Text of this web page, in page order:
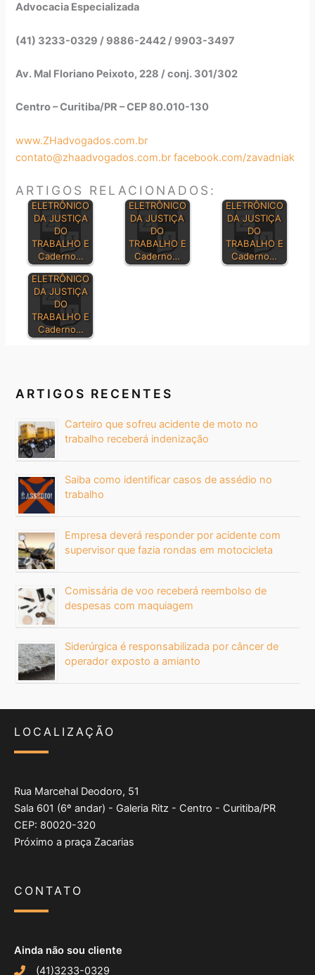
Advocacia Especializada
(41) 3233-0329 / 9886-2442 / 9903-3497
Av. Mal Floriano Peixoto, 228 / conj. 301/302
Centro – Curitiba/PR – CEP 80.010-130
www.ZHadvogados.com.br
contato@zhaadvogados.com.br facebook.com/zavadniak
ARTIGOS RELACIONADOS:
DIÁRIO
ELETRÔNICO
DA JUSTIÇA
DO
TRABALHO E
Caderno…
DIÁRIO
ELETRÔNICO
DA JUSTIÇA
DO
TRABALHO E
Caderno…
ELETRÔNICO
DA JUSTIÇA
DO
TRABALHO E
Caderno…
DIÁRIO
ELETRÔNICO
DA JUSTIÇA
DO
TRABALHO E
Caderno…
ARTIGOS RECENTES
Carteiro que sofreu acidente de moto no
trabalho receberá indenização
Saiba como identificar casos de assédio no
trabalho
Empresa deverá responder por acidente com
supervisor que fazia rondas em motocicleta
Comissária de voo receberá reembolso de
despesas com maquiagem
Siderúrgica é responsabilizada por câncer de
operador exposto a amianto
LOCALIZAÇÃO
Rua Marcehal Deodoro, 51
Sala 601 (6º andar) - Galeria Ritz - Centro - Curitiba/PR
CEP: 80020-320
Próximo a praça Zacarias
CONTATO
Ainda não sou cliente
(41)3233-0329